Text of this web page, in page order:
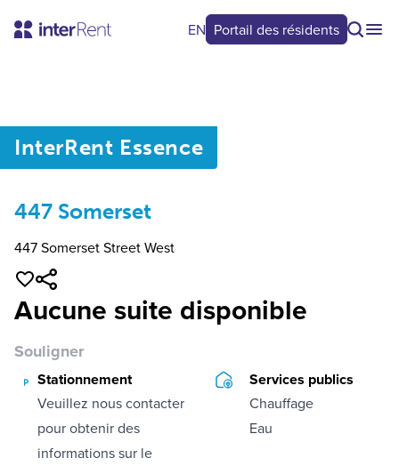
EN Portail des résidents
0/ 0
InterRent Essence
447 Somerset
447 Somerset Street West
Aucune suite disponible
Souligner
Stationnement
Veuillez nous contacter
pour obtenir des
informations sur le
Services publics
Chauffage
Eau